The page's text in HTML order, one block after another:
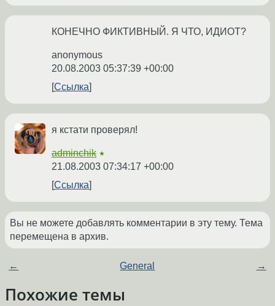
КОНЕЧНО ФИКТИВНЫЙ. Я ЧТО, ИДИОТ?
anonymous
20.08.2003 05:37:39 +00:00
Ссылка
я кстати проверял!
adminchik ★
21.08.2003 07:34:17 +00:00
Ссылка
Вы не можете добавлять комментарии в эту тему. Тема
перемещена в архив.
← General →
Похожие темы